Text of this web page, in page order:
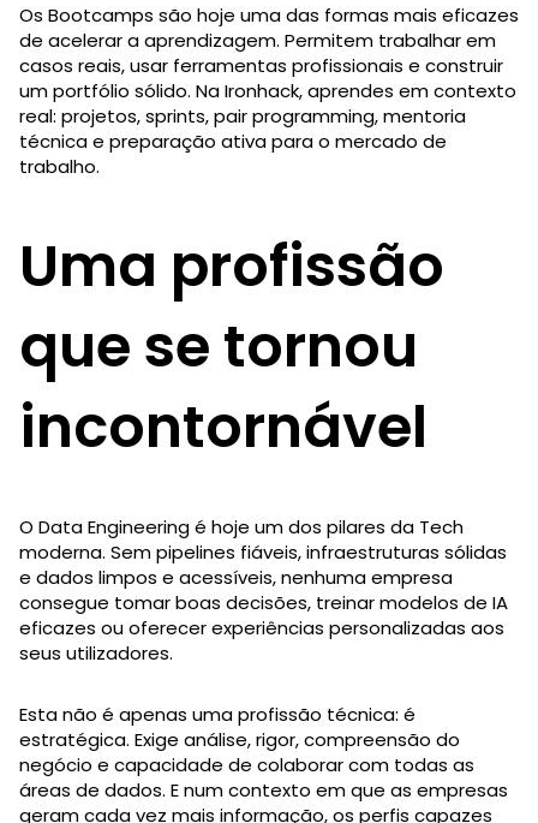
Os Bootcamps são hoje uma das formas mais eficazes
de acelerar a aprendizagem. Permitem trabalhar em
casos reais, usar ferramentas profissionais e construir
um portfólio sólido. Na Ironhack, aprendes em contexto
real: projetos, sprints, pair programming, mentoria
técnica e preparação ativa para o mercado de
trabalho.
Uma profissão
que se tornou
incontornável
O Data Engineering é hoje um dos pilares da Tech
moderna. Sem pipelines fiáveis, infraestruturas sólidas
e dados limpos e acessíveis, nenhuma empresa
consegue tomar boas decisões, treinar modelos de IA
eficazes ou oferecer experiências personalizadas aos
seus utilizadores.
Esta não é apenas uma profissão técnica: é
estratégica. Exige análise, rigor, compreensão do
negócio e capacidade de colaborar com todas as
áreas de dados. E num contexto em que as empresas
geram cada vez mais informação, os perfis capazes